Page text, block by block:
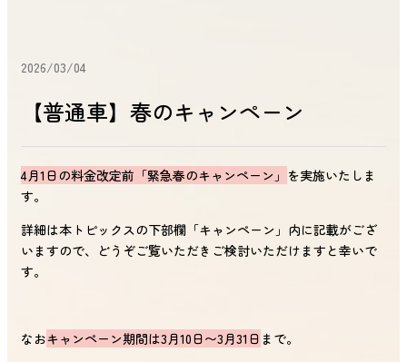
2026/03/04
【普通車】春のキャンペーン
4月1日の料金改定前「緊急春のキャンペーン」 を実施いたしま
す。
詳細は本トピックスの下部欄「キャンペーン」内に記載がござ
いますので、どうぞご覧いただきご検討いただけますと幸いで
す。
なおキャンペーン期間は3月10日〜3月31日 まで。